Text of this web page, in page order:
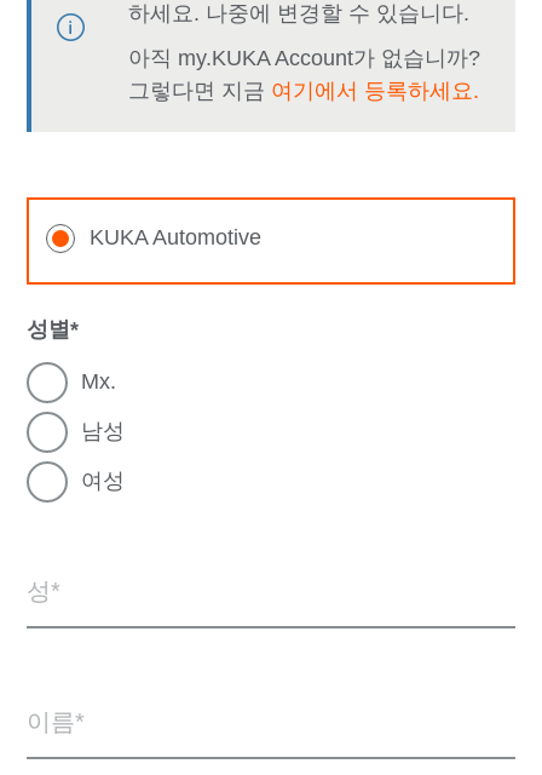
하세요. 나중에 변경할 수 있습니다.
아직 my.KUKA Account가 없습니까?
그렇다면 지금 여기에서 등록하세요.
KUKA Automotive
성별
Mx.
남성
여성
성
이름